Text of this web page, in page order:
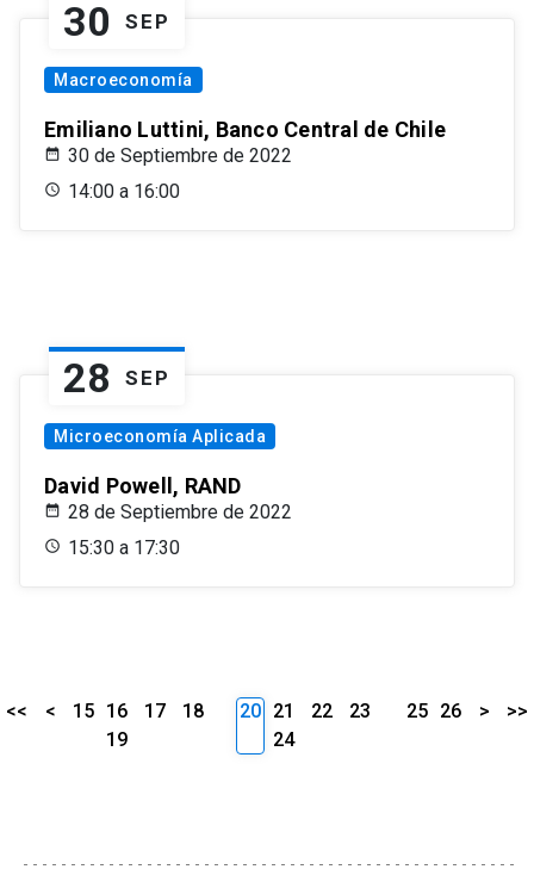
30 SEP
Macroeconomía
Emiliano Luttini, Banco Central de Chile
30 de Septiembre de 2022
14:00 a 16:00
28 SEP
Microeconomía Aplicada
David Powell, RAND
28 de Septiembre de 2022
15:30 a 17:30
<< < 15 16 17
18
19
20 21 22
23
24
25 26 > >>